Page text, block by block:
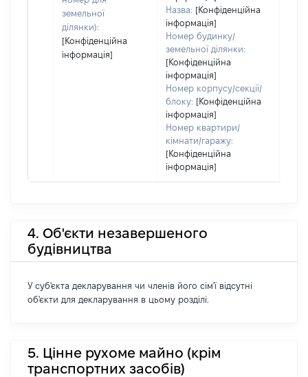
земельної
ділянки):
[Конфіденційна
інформація]
Назва: [Конфіденційна
інформація]
Номер будинку/
земельної ділянки:
[Конфіденційна
інформація]
Номер корпусу/секції/
блоку: [Конфіденційна
інформація]
Номер квартири/
кімнати/гаражу:
[Конфіденційна
інформація]
4. Об'єкти незавершеного
будівництва
У суб'єкта декларування чи членів його сім'ї відсутні
об'єкти для декларування в цьому розділі.
5. Цінне рухоме майно (крім
транспортних засобів)